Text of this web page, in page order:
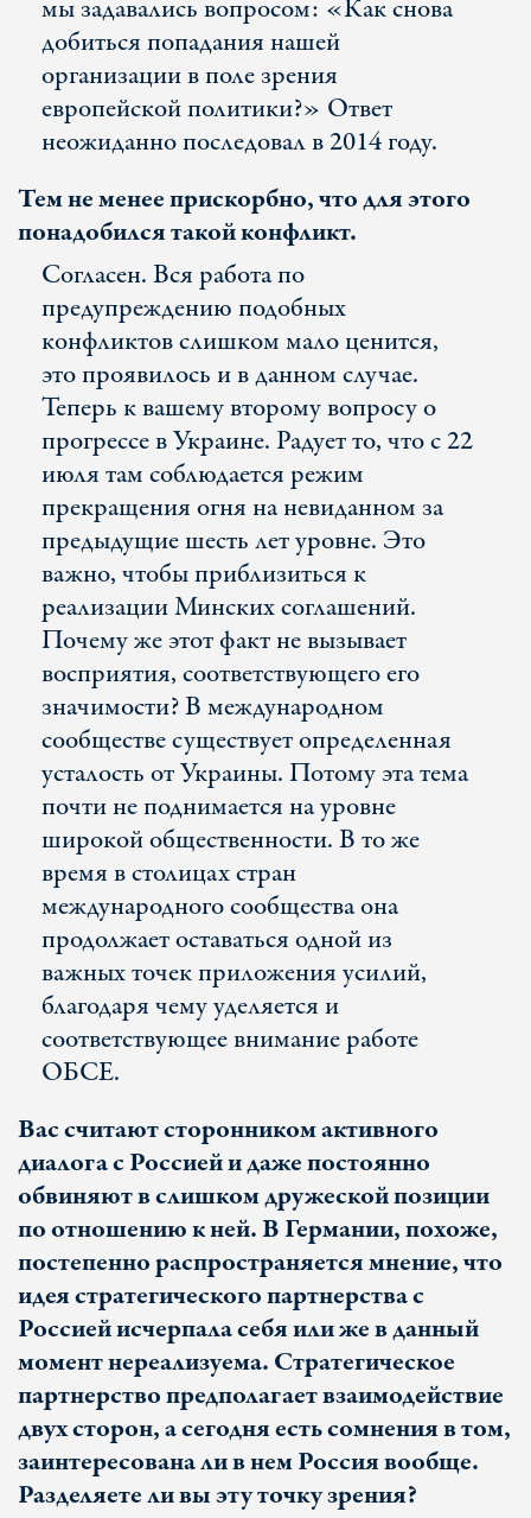
мы задавались вопросом: «Как снова
добиться попадания нашей
организации в поле зрения
европейской политики?» Ответ
неожиданно последовал в 2014 году.
Тем не менее прискорбно, что для этого
понадобился такой конфликт.
Согласен. Вся работа по
предупреждению подобных
конфликтов слишком мало ценится,
это проявилось и в данном случае.
Теперь к вашему второму вопросу о
прогрессе в Украине. Радует то, что с 22
июля там соблюдается режим
прекращения огня на невиданном за
предыдущие шесть лет уровне. Это
важно, чтобы приблизиться к
реализации Минских соглашений.
Почему же этот факт не вызывает
восприятия, соответствующего его
значимости? В международном
сообществе существует определенная
усталость от Украины. Потому эта тема
почти не поднимается на уровне
широкой общественности. В то же
время в столицах стран
международного сообщества она
продолжает оставаться одной из
важных точек приложения усилий,
благодаря чему уделяется и
соответствующее внимание работе
ОБСЕ.
Вас считают сторонником активного
диалога с Россией и даже постоянно
обвиняют в слишком дружеской позиции
по отношению к ней. В Германии, похоже,
постепенно распространяется мнение, что
идея стратегического партнерства с
Россией исчерпала себя или же в данный
момент нереализуема. Стратегическое
партнерство предполагает взаимодействие
двух сторон, а сегодня есть сомнения в том,
заинтересована ли в нем Россия вообще.
Разделяете ли вы эту точку зрения?